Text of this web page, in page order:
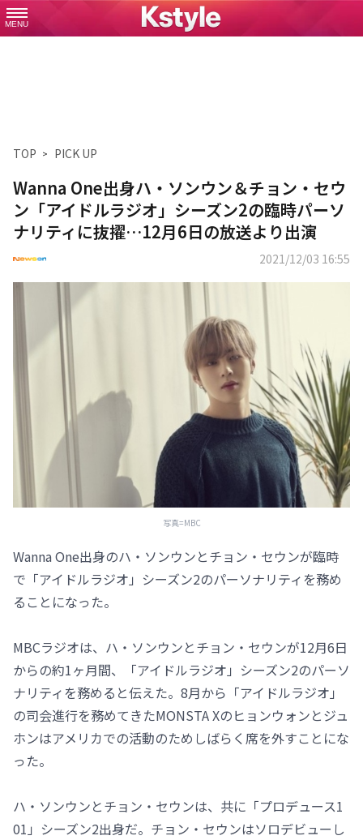
MENU
TOP PICK UP
Wanna One出身ハ・ソンウン＆チョン・セウ
ン「アイドルラジオ」シーズン2の臨時パーソ
ナリティに抜擢…12月6日の放送より出演
2021/12/03 16:55
写真=MBC
Wanna One出身のハ・ソンウンとチョン・セウンが臨時
で「アイドルラジオ」シーズン2のパーソナリティを務め
ることになった。
MBCラジオは、ハ・ソンウンとチョン・セウンが12月6日
からの約1ヶ月間、「アイドルラジオ」シーズン2のパーソ
ナリティを務めると伝えた。8月から「アイドルラジオ」
の司会進行を務めてきたMONSTA Xのヒョンウォンとジュ
ホンはアメリカでの活動のためしばらく席を外すことにな
った。
ハ・ソンウンとチョン・セウンは、共に「プロデュース1
01」シーズン2出身だ。チョン・セウンはソロデビューし